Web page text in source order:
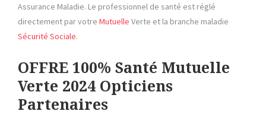
Assurance Maladie. Le professionnel de santé est réglé
directement par votre Mutuelle Verte et la branche maladie
Sécurité Sociale.
OFFRE 100% Santé Mutuelle
Verte 2024 Opticiens
Partenaires